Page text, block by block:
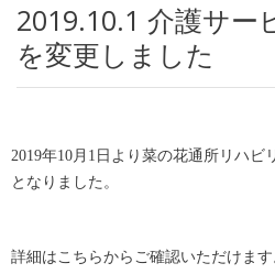
2019.10.1 介護サー
を変更しました
2019年10月1日より菜の花通所リハビ
となりました。
詳細はこちらからご確認いただけます